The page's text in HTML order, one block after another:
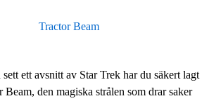
ett avsnitt av Star Trek har du säkert lagt
den magiska strålen som drar saker